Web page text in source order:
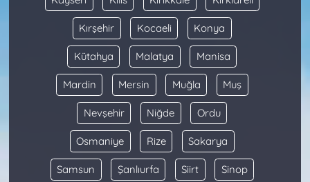
Kırşehir Kocaeli Konya
Kütahya Malatya Manisa
Mardin Mersin Muğla Muş
Nevşehir Niğde Ordu
Osmaniye Rize Sakarya
Samsun Şanlıurfa Siirt Sinop